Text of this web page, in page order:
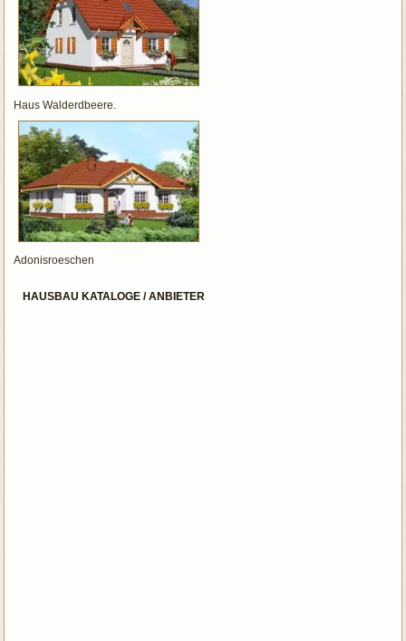
Haus Walderdbeere.
Adonisroeschen
HAUSBAU KATALOGE / ANBIETER